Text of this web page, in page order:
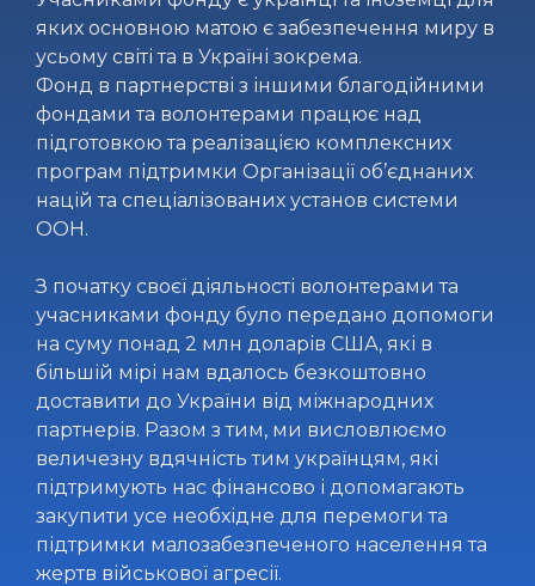
яких основною матою є забезпечення миру в
усьому світі та в Україні зокрема.
Фонд в партнерстві з іншими благодійними
фондами та волонтерами працює над
підготовкою та реалізацією комплексних
програм підтримки Організації об’єднаних
націй та спеціалізованих установ системи
ООН.
З початку своєї діяльності волонтерами та
учасниками фонду було передано допомоги
на суму понад 2 млн доларів США, які в
більшій мірі нам вдалось безкоштовно
доставити до України від міжнародних
партнерів. Разом з тим, ми висловлюємо
величезну вдячність тим українцям, які
підтримують нас фінансово і допомагають
закупити усе необхідне для перемоги та
підтримки малозабезпеченого населення та
жертв військової агресії.